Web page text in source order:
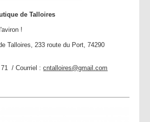
de Talloires
!
Talloires, 233 route du Port, 74290
71 / Courriel :cntalloires@gmail.com